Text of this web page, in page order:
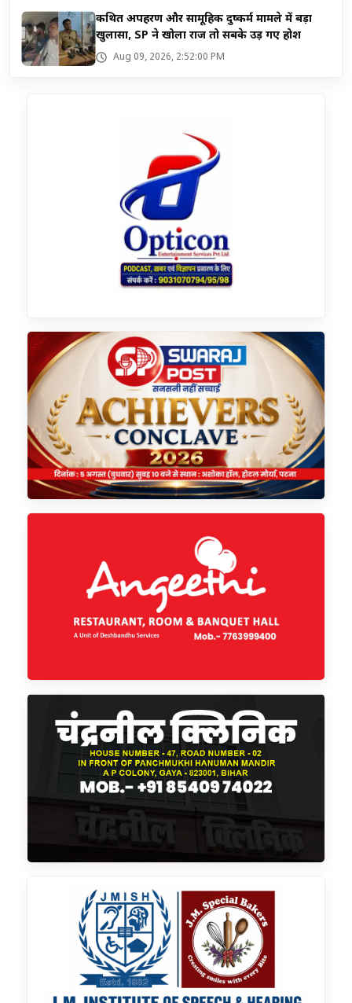
कथित अपहरण और सामूहिक दुष्कर्म मामले में बड़ा
खुलासा, SP ने खोला राज तो सबके उड़ गए होश
Aug 09, 2026, 2:52:00 PM